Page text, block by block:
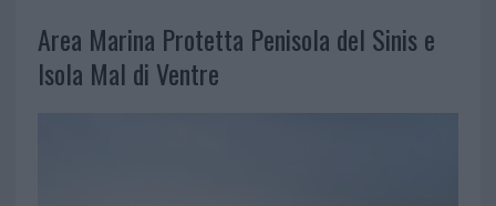
Area Marina Protetta Penisola del Sinis e
Isola Mal di Ventre